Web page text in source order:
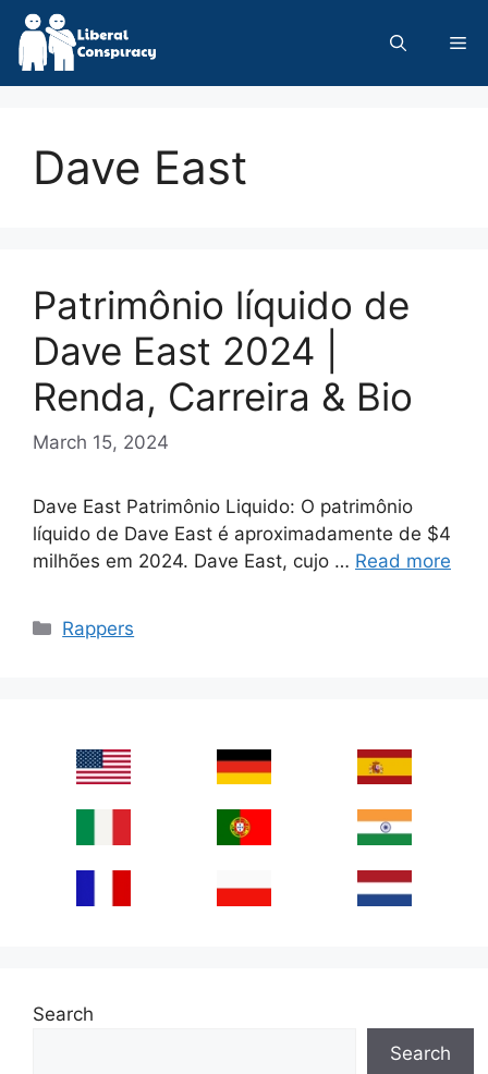
Skip
content
Dave East
Patrimônio líquido de
Dave East 2024 |
Renda, Carreira & Bio
March 15, 2024
Dave East Patrimônio Liquido: O patrimônio
líquido de Dave East é aproximadamente de $4
milhões em 2024. Dave East, cujo … Read more
Categories
Rappers
Search
Search